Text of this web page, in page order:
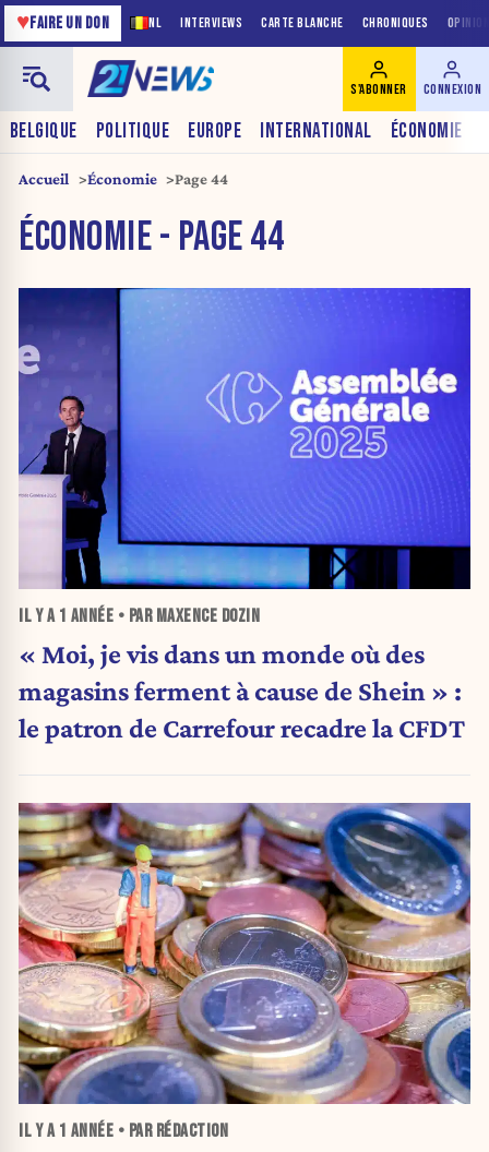
NL INTERVIEWS CARTE BLANCHE CHRONIQUES
♥FAIRE UN DON
BELGIQUE POLITIQUE EUROPE INTERNATIONAL ÉCONOMIE
S'ABONNER CONNEXION
Accueil Économie Page 44
ÉCONOMIE - PAGE 44
IL Y A 1 ANNÉE • PAR MAXENCE DOZIN
« Moi, je vis dans un monde où des
magasins ferment à cause de Shein » :
le patron de Carrefour recadre la CFDT
IL Y A 1 ANNÉE • PAR RÉDACTION